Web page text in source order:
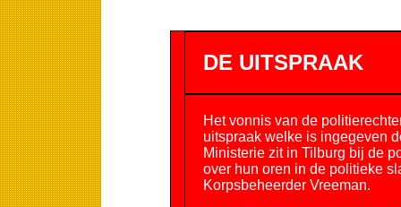
DE UITSPRAAK
Het vonnis van de
uitspraak welke is ingegeven
Ministerie zit in Tilburg bij de
over hun oren in de politieke
Korpsbeheerder Vreeman.